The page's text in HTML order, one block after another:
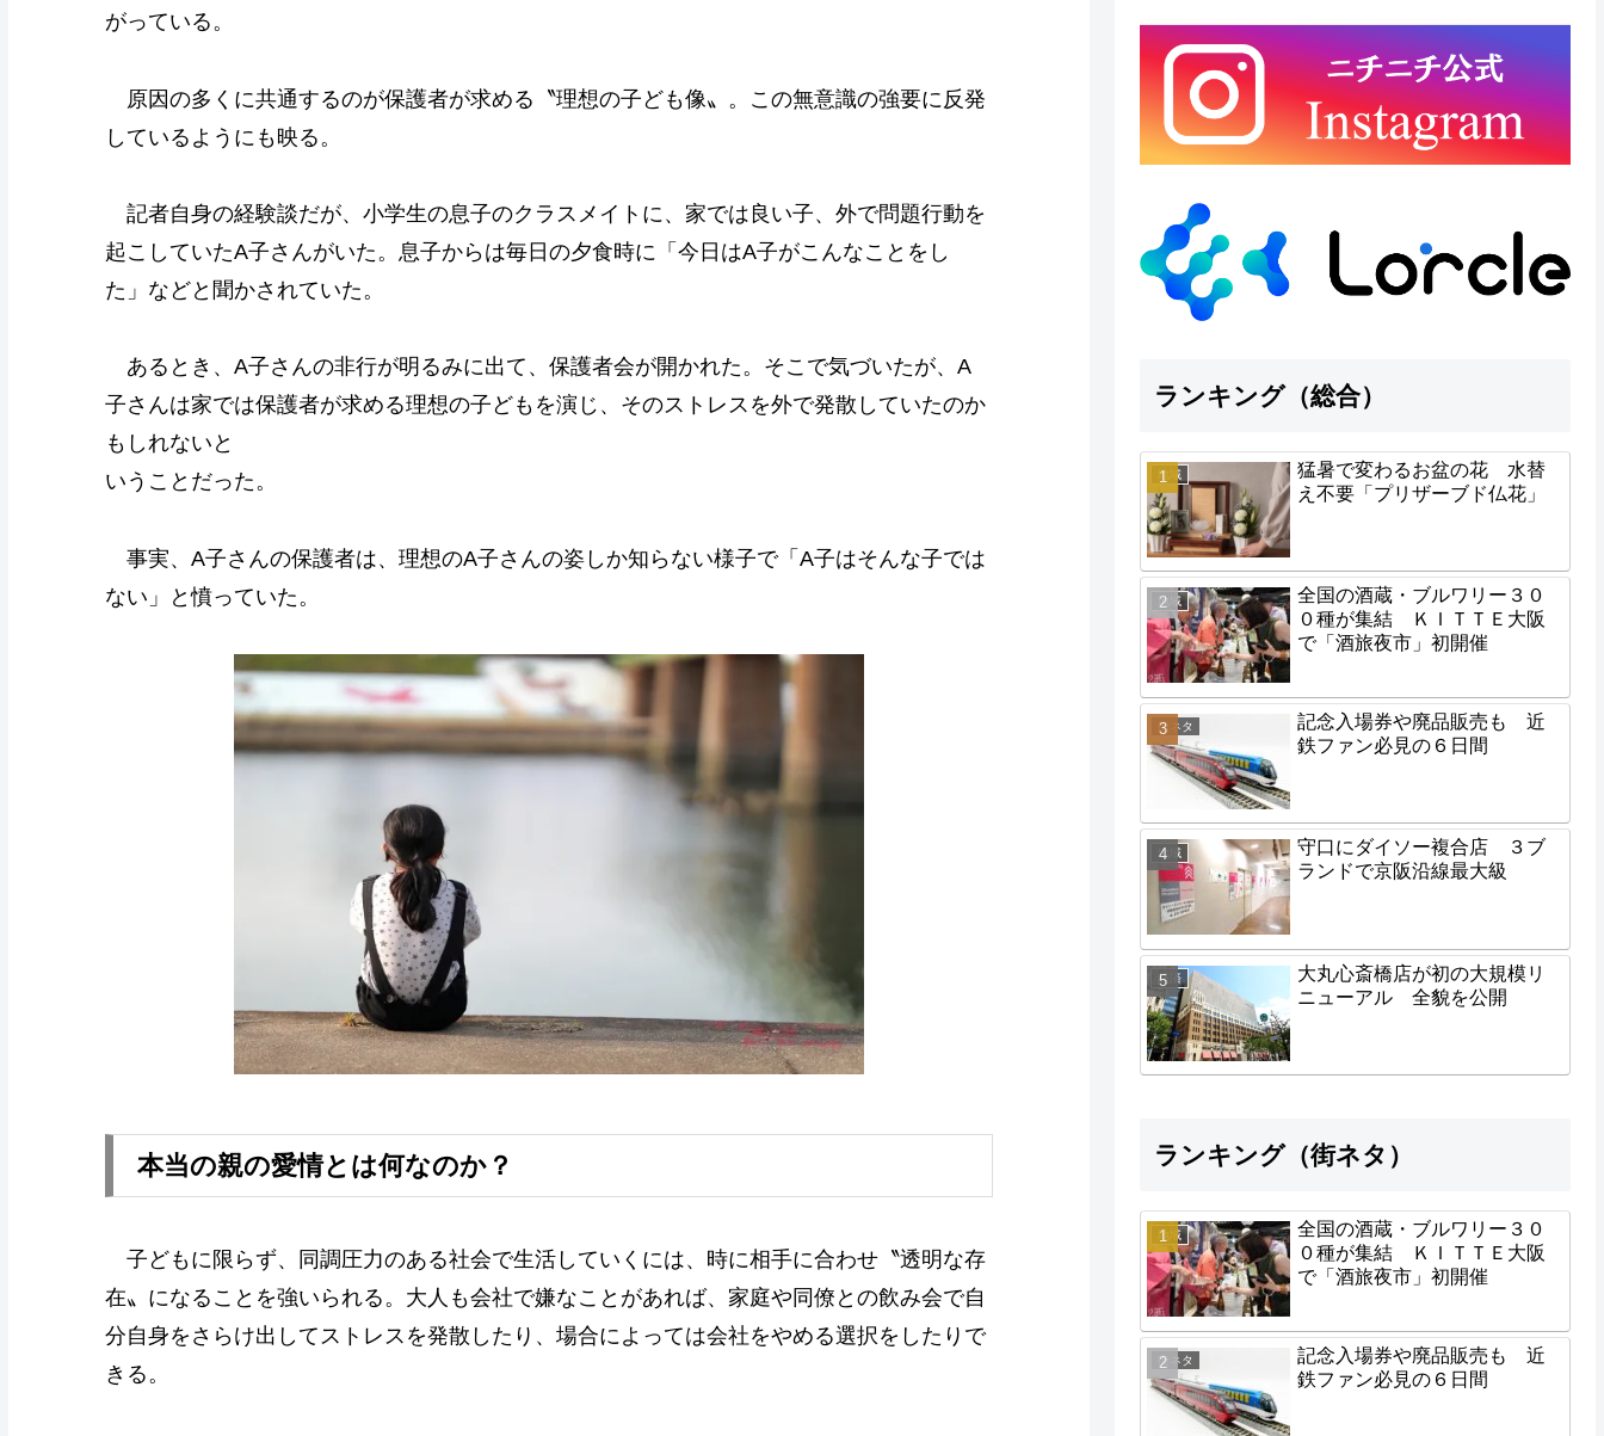
がっている。
原因の多くに共通するのが保護者が求める〝理想の子ども像〟。この無意識の強要に反発
しているようにも映る。
記者自身の経験談だが、小学生の息子のクラスメイトに、家では良い子、外で問題行動を
起こしていたA子さんがいた。息子からは毎日の夕食時に「今日はA子がこんなことをし
た」などと聞かされていた。
あるとき、A子さんの非行が明るみに出て、保護者会が開かれた。そこで気づいたが、A
子さんは家では保護者が求める理想の子どもを演じ、そのストレスを外で発散していたのか
もしれないと
いうことだった。
事実、A子さんの保護者は、理想のA子さんの姿しか知らない様子で「A子はそんな子では
ない」と憤っていた。
本当の親の愛情とは何なのか？
子どもに限らず、同調圧力のある社会で生活していくには、時に相手に合わせ〝透明な存
在〟になることを強いられる。大人も会社で嫌なことがあれば、家庭や同僚との飲み会で自
分自身をさらけ出してストレスを発散したり、場合によっては会社をやめる選択をしたりで
きる。
ランキング（総合）
地域
猛暑で変わるお盆の花 水替
え不要「プリザーブド仏花」
地域
全国の酒蔵・ブルワリー３０
０種が集結 ＫＩＴＴＥ大阪
で「酒旅夜市」初開催
街ネタ
記念入場券や廃品販売も 近
鉄ファン必見の６日間
地域
守口にダイソー複合店 ３ブ
ランドで京阪沿線最大級
経済
大丸心斎橋店が初の大規模リ
ニューアル 全貌を公開
ランキング（街ネタ）
地域
全国の酒蔵・ブルワリー３０
０種が集結 ＫＩＴＴＥ大阪
で「酒旅夜市」初開催
街ネタ
記念入場券や廃品販売も 近
鉄ファン必見の６日間